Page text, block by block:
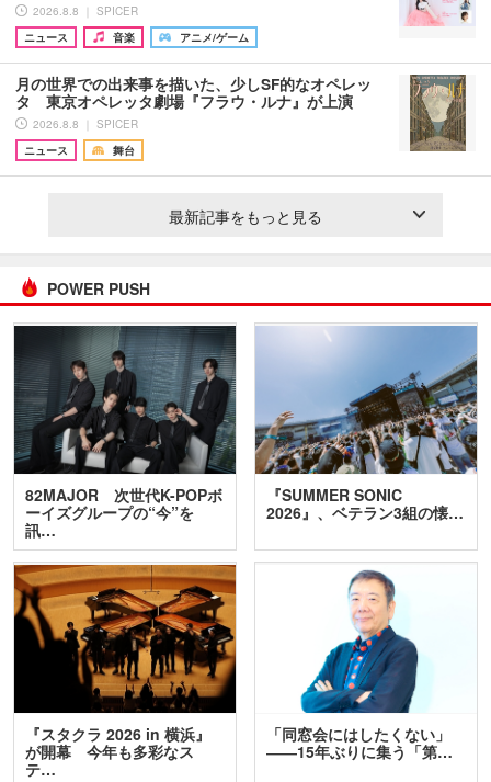
2026.8.8 ｜ SPICER
ニュース
音楽 アニメ/ゲーム
月の世界での出来事を描いた、少しSF的なオペレッ
タ 東京オペレッタ劇場『フラウ・ルナ』が上演
2026.8.8 ｜ SPICER
ニュース
舞台
最新記事をもっと見る
POWER PUSH
82MAJOR 次世代K-POPボ
ーイズグループの“今”を
訊…
『SUMMER SONIC
2026』、ベテラン3組の懐…
『スタクラ 2026 in 横浜』
が開幕 今年も多彩なス
テ…
「同窓会にはしたくない」
――15年ぶりに集う「第…